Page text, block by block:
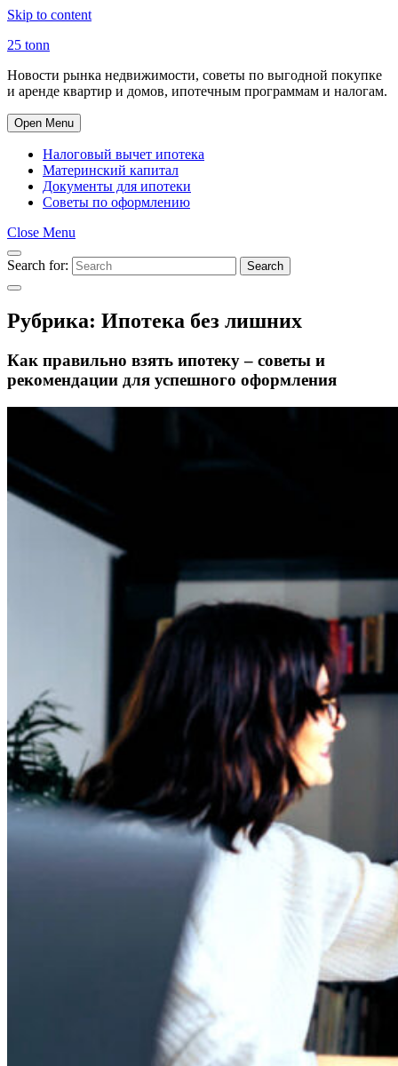
Skip to content
25 tonn
Новости рынка недвижимости, советы по выгодной покупке
и аренде квартир и домов, ипотечным программам и налогам.
Open Menu
Налоговый вычет ипотека
Материнский капитал
Документы для ипотеки
Советы по оформлению
Close Menu
Search for: Search
Рубрика: Ипотека без лишних
Как правильно взять ипотеку – советы и
рекомендации для успешного оформления